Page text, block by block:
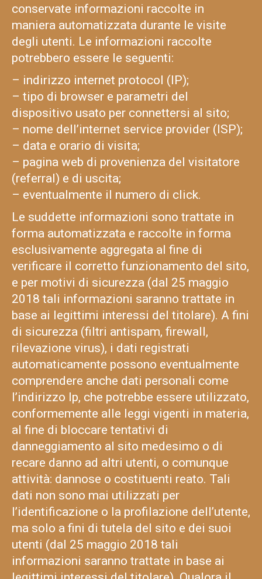
conservate informazioni raccolte in
maniera automatizzata durante le visite
degli utenti. Le informazioni raccolte
potrebbero essere le seguenti:
– indirizzo internet protocol (IP);
– tipo di browser e parametri del
dispositivo usato per connettersi al sito;
– nome dell’internet service provider (ISP);
– data e orario di visita;
– pagina web di provenienza del visitatore
(referral) e di uscita;
– eventualmente il numero di click.
Le suddette informazioni sono trattate in
forma automatizzata e raccolte in forma
esclusivamente aggregata al fine di
verificare il corretto funzionamento del sito,
e per motivi di sicurezza (dal 25 maggio
2018 tali informazioni saranno trattate in
base ai legittimi interessi del titolare). A fini
di sicurezza (filtri antispam, firewall,
rilevazione virus), i dati registrati
automaticamente possono eventualmente
comprendere anche dati personali come
l’indirizzo Ip, che potrebbe essere utilizzato,
conformemente alle leggi vigenti in materia,
al fine di bloccare tentativi di
danneggiamento al sito medesimo o di
recare danno ad altri utenti, o comunque
attività: dannose o costituenti reato. Tali
dati non sono mai utilizzati per
l’identificazione o la profilazione dell’utente,
ma solo a fini di tutela del sito e dei suoi
utenti (dal 25 maggio 2018 tali
informazioni saranno trattate in base ai